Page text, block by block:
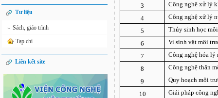
Tư liệu
» Sách, giáo trình
Tạp chí
Liên kết site
3
Công nghệ xử lý
4
Công nghệ xử lý
5
Thủy sinh học
6
Vi sinh vật môi
7
Công nghệ hóa lý
8
Công nghệ thân
9
Quy hoạch môi
10
Giải pháp công